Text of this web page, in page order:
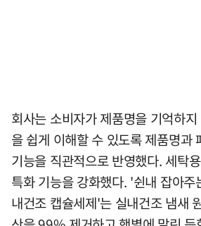
회사는 소비자가 제품명을 기억하
을 쉽게 이해할 수 있도록 제품명과
기능을 직관적으로 반영했다. 세탁
특화 기능을 강화했다. '쉰내 잡아주
내건조 캡슐세제'는 실내건조 냄새